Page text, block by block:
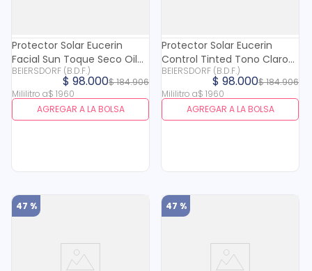
Protector Solar Eucerin
Facial Sun Toque Seco Oil
Control Fps 50+ Tono Medio
X 50 Ml
BEIERSDORF (B.D.F.)
$184.906
$ 98.000
Mililitro a$ 1960
AGREGAR A LA BOLSA
Protector Solar Eucerin
Control Tinted Tono Claro
Fps 50 X 50 Ml
BEIERSDORF (B.D.F.)
$184.906
$ 98.000
Mililitro a$ 1960
AGREGAR A LA BOLSA
47 % 47 %